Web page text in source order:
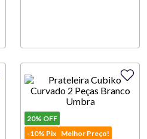
20% OFF
-10% Pix Melhor Preço!